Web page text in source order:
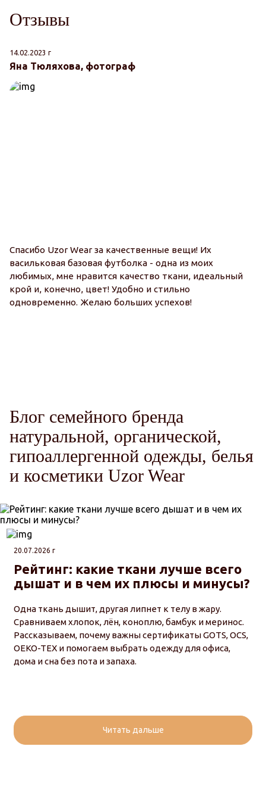
Отзывы
14.02.2023 г
Яна Тюляхова, фотограф
Спасибо Uzor Wear за качественные вещи! Их
васильковая базовая футболка - одна из моих
любимых, мне нравится качество ткани, идеальный
крой и, конечно, цвет! Удобно и стильно
одновременно. Желаю больших успехов!
Блог семейного бренда
натуральной, органической,
гипоаллергенной одежды, белья
и косметики Uzor Wear
20.07.2026 г
Рейтинг: какие ткани лучше всего
дышат и в чем их плюсы и минусы?
Одна ткань дышит, другая липнет к телу в жару.
Сравниваем хлопок, лён, коноплю, бамбук и меринос.
Рассказываем, почему важны сертификаты GOTS, OCS,
OEKO-TEX и помогаем выбрать одежду для офиса,
дома и сна без пота и запаха.
Читать дальше